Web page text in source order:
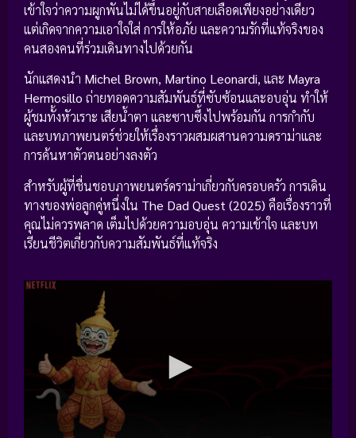
เข้าใจว่าความผูกพันไม่ได้ขึ้นอยู่กับสายเลือดเพียงอย่างเดียว
แต่เกิดจากความเอาใจใส่ การให้อภัย และความรักที่แท้จริงของ
คนสองคนที่ร่วมเดินทางไปด้วยกัน
นักแสดงนำ Michel Brown, Martino Leonardi, และ Mayra
Hermosillo ถ่ายทอดความสัมพันธ์ที่ซับซ้อนและอบอุ่น ทำให้
ผู้ชมทั้งหัวเราะ เสียน้ำตา และซาบซึ้งไปพร้อมกัน การกำกับ
และบทภาพยนตร์ช่วยให้เรื่องราวผสมผสานความดราม่าและ
การค้นหาตัวตนอย่างลงตัว
สำหรับผู้ที่ชื่นชอบภาพยนตร์ดราม่าเกี่ยวกับครอบครัว การเดิน
ทางของพ่อลูกคู่หนึ่งใน The Dad Quest (2025) คือเรื่องราวที่
คุณไม่ควรพลาด เต็มไปด้วยความอบอุ่น ความเข้าใจ และบท
เรียนชีวิตเกี่ยวกับความสัมพันธ์ที่แท้จริง